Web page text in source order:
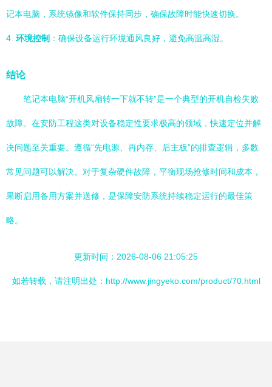
记本电脑，系统镜像和软件保持同步，确保故障时能快速切换。
4. 环境控制 ：确保设备运行环境通风良好，避免高温高湿。
结论
笔记本电脑“开机风扇转一下就不转”是一个典型的开机自检失败
故障。在安防工程这类对设备稳定性要求极高的领域，快速定位并解
决问题至关重要。遵循“先电源、再内存、后主板”的排查逻辑，多数
常见问题可以解决。对于复杂硬件故障，平衡现场抢修时间和成本，
果断启用备用方案并送修，是保障安防系统持续稳定运行的最佳策
略。
更新时间：2026-08-06 21:05:25
如若转载，请注明出处：http://www.jingyeko.com/product/70.html